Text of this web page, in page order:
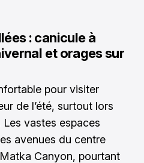
: canicule à
et orages sur
pour visiter
de l’été, surtout lors
vastes espaces
avenues du centre
Canyon, pourtant